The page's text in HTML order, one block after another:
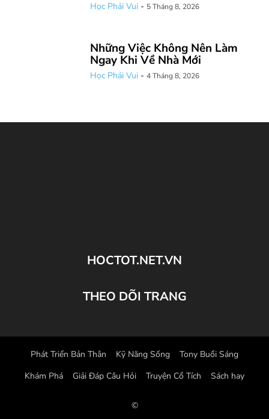
Học Phải Vui - 5 Tháng 8, 2026
Những Việc Không Nên Làm
Ngay Khi Về Nhà Mới
Học Phải Vui - 4 Tháng 8, 2026
HOCTOT.NET.VN
THEO DÕI TRANG
Phát Triển Bản Thân Kỹ Năng Sống
Tony Buổi Sáng
Khám Phá
Giải Đáp Câu Hỏi Truyện Cổ Tích Sách hay
©